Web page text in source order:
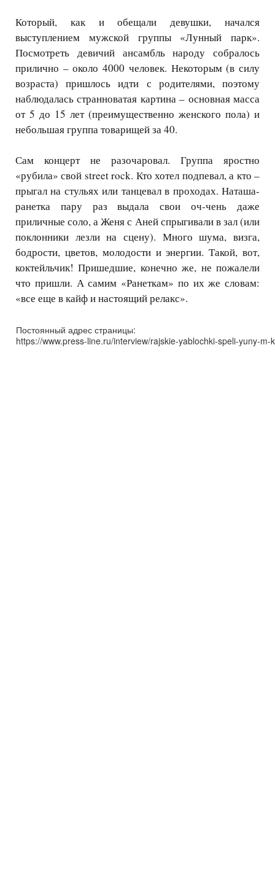
Который, как и обещали девушки, начался
выступлением мужской группы «Лунный парк».
Посмотреть девичий ансамбль народу собралось
прилично – около 4000 человек. Некоторым (в силу
возраста) пришлось идти с родителями, поэтому
наблюдалась странноватая картина – основная масса
от 5 до 15 лет (преимущественно женского пола) и
небольшая группа товарищей за 40.
Сам концерт не разочаровал. Группа яростно
«рубила» свой streetrock. Кто хотел подпевал, а кто –
прыгал на стульях или танцевал в проходах. Наташа-
ранетка пару раз выдала свои оч-чень даже
приличные соло, а Женя с Аней спрыгивали в зал (или
поклонники лезли на сцену). Много шума, визга,
бодрости, цветов, молодости и энергии. Такой, вот,
коктейльчик! Пришедшие, конечно же, не пожалели
что пришли. А самим «Ранеткам» по их же словам:
«все еще в кайф и настоящий релакс».
Постоянный адрес страницы:
https://www.press-line.ru/interview/rajskie-yablochki-speli-yuny-m-